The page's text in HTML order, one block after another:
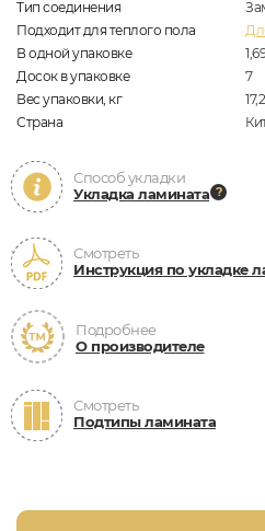
Тип соединения
Подходит для теплого пола
В одной упаковке
Досок в упаковке
7
Вес упаковки, кг
17,2
Страна
Способ укладки
Укладка ламината
Смотреть
Инструкция по укладке
Подробнее
О производителе
Смотреть
Подтипы ламината